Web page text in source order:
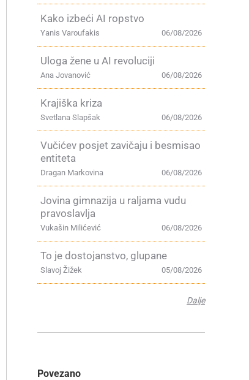
Kako izbeći AI ropstvo
06/08/2026
Yanis Varoufakis
Uloga žene u AI revoluciji
06/08/2026
Ana Jovanović
Krajiška kriza
06/08/2026
Svetlana Slapšak
Vučićev posjet zavičaju i besmisao
entiteta
06/08/2026
Dragan Markovina
Jovina gimnazija u raljama vudu
pravoslavlja
06/08/2026
Vukašin Milićević
To je dostojanstvo, glupane
05/08/2026
Slavoj Žižek
Dalje
Povezano